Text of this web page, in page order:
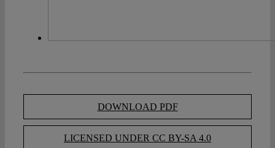
DOWNLOAD PDF
LICENSED UNDER CC BY-SA 4.0